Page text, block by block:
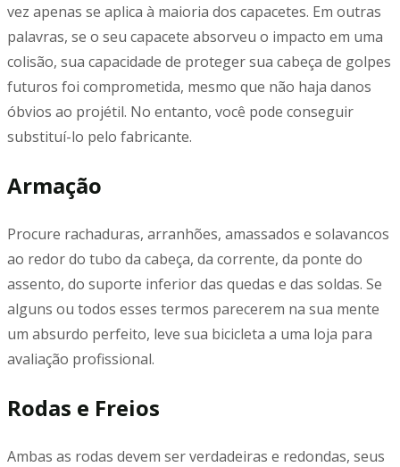
vez apenas se aplica à maioria dos capacetes. Em outras
palavras, se o seu capacete absorveu o impacto em uma
colisão, sua capacidade de proteger sua cabeça de golpes
futuros foi comprometida, mesmo que não haja danos
óbvios ao projétil. No entanto, você pode conseguir
substituí-lo pelo fabricante.
Armação
Procure rachaduras, arranhões, amassados e solavancos
ao redor do tubo da cabeça, da corrente, da ponte do
assento, do suporte inferior das quedas e das soldas. Se
alguns ou todos esses termos parecerem na sua mente
um absurdo perfeito, leve sua bicicleta a uma loja para
avaliação profissional.
Rodas e Freios
Ambas as rodas devem ser verdadeiras e redondas, seus